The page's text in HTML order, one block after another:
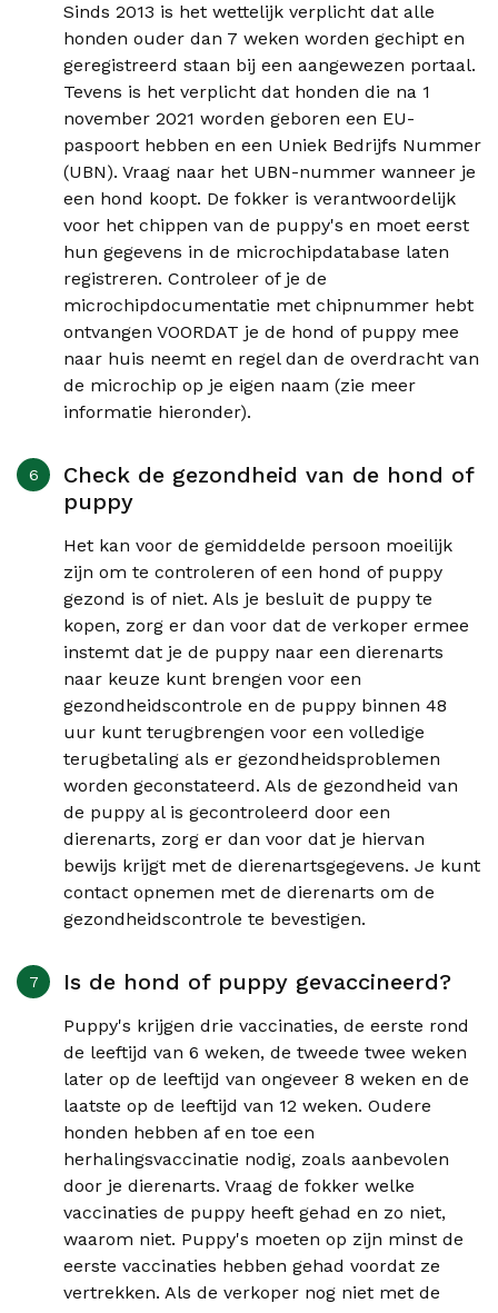
Sinds 2013 is het wettelijk verplicht dat alle
honden ouder dan 7 weken worden gechipt en
geregistreerd staan bij een aangewezen portaal.
Tevens is het verplicht dat honden die na 1
november 2021 worden geboren een EU-
paspoort hebben en een Uniek Bedrijfs Nummer
(UBN). Vraag naar het UBN-nummer wanneer je
een hond koopt. De fokker is verantwoordelijk
voor het chippen van de puppy's en moet eerst
hun gegevens in de microchipdatabase laten
registreren. Controleer of je de
microchipdocumentatie met chipnummer hebt
ontvangen VOORDAT je de hond of puppy mee
naar huis neemt en regel dan de overdracht van
de microchip op je eigen naam (zie meer
informatie hieronder).
Check de gezondheid van de hond of
puppy
Het kan voor de gemiddelde persoon moeilijk
zijn om te controleren of een hond of puppy
gezond is of niet. Als je besluit de puppy te
kopen, zorg er dan voor dat de verkoper ermee
instemt dat je de puppy naar een dierenarts
naar keuze kunt brengen voor een
gezondheidscontrole en de puppy binnen 48
uur kunt terugbrengen voor een volledige
terugbetaling als er gezondheidsproblemen
worden geconstateerd. Als de gezondheid van
de puppy al is gecontroleerd door een
dierenarts, zorg er dan voor dat je hiervan
bewijs krijgt met de dierenartsgegevens. Je kunt
contact opnemen met de dierenarts om de
gezondheidscontrole te bevestigen.
Is de hond of puppy gevaccineerd?
Puppy's krijgen drie vaccinaties, de eerste rond
de leeftijd van 6 weken, de tweede twee weken
later op de leeftijd van ongeveer 8 weken en de
laatste op de leeftijd van 12 weken. Oudere
honden hebben af en toe een
herhalingsvaccinatie nodig, zoals aanbevolen
door je dierenarts. Vraag de fokker welke
vaccinaties de puppy heeft gehad en zo niet,
waarom niet. Puppy's moeten op zijn minst de
eerste vaccinaties hebben gehad voordat ze
vertrekken. Als de verkoper nog niet met de